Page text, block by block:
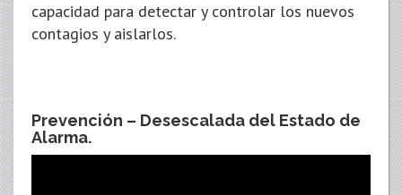
capacidad para detectar y controlar los nuevos
contagios y aislarlos.
Prevención – Desescalada del Estado de
Alarma.